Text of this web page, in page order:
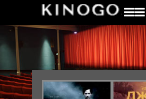
File engine/metagen.php not found.
